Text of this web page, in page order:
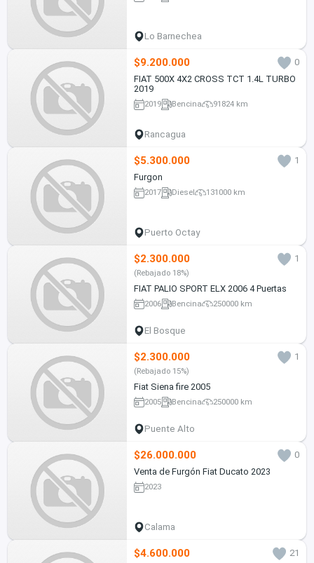
Lo Barnechea
$9.200.000
0
FIAT 500X 4X2 CROSS TCT 1.4L TURBO
2019
2019 Bencina 91824 km
Rancagua
$5.300.000
1
Furgon
2017 Diesel 131000 km
Puerto Octay
$2.300.000 1
(Rebajado 18%)
FIAT PALIO SPORT ELX 2006 4 Puertas
2006 Bencina 250000 km
El Bosque
$2.300.000 1
(Rebajado 15%)
Fiat Siena fire 2005
2005 Bencina 250000 km
Puente Alto
$26.000.000
0
Venta de Furgón Fiat Ducato 2023
2023
Calama
$4.600.000
21